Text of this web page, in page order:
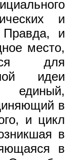
и
Правда, и
место,
для
идеи
в
и цикл
в
в